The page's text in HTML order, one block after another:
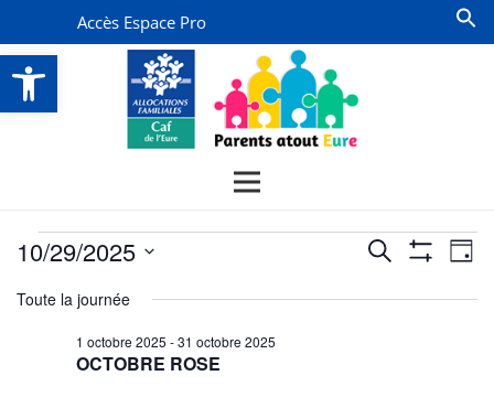
Ouvrir la barre d’outils
Accès Espace Pro
Évènements
for
octobre
Recherche
Recherche
Filtres
Jour
10/29/2025
une
Toute la journée
OCTOBRE ROSE
1 octobre 2025 -31 octobre 2025